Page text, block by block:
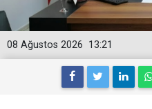
13:21
08 Ağustos 2026